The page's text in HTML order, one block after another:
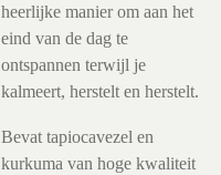
heerlijke manier om aan het
eind van de dag te
ontspannen terwijl je
kalmeert, herstelt en herstelt.
Bevat tapiocavezel en
kurkuma van hoge kwaliteit